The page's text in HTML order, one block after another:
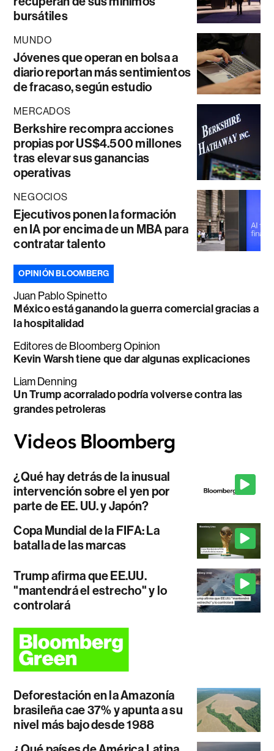
bursátiles
MUNDO
Jóvenes que operan en bolsa a
diario reportan más sentimientos
de fracaso, según estudio
MERCADOS
Berkshire recompra acciones
propias por US$4.500 millones
tras elevar sus ganancias
operativas
NEGOCIOS
Ejecutivos ponen la formación
en IA por encima de un MBA para
contratar talento
OPINIÓN BLOOMBERG
Juan Pablo Spinetto
México está ganando la guerra comercial gracias a
la hospitalidad
Editores de Bloomberg Opinion
Kevin Warsh tiene que dar algunas explicaciones
Liam Denning
Un Trump acorralado podría volverse contra las
grandes petroleras
¿Qué hay detrás de la inusual
intervención sobre el yen por
parte de EE. UU. y Japón?
Copa Mundial de la FIFA: La
batalla de las marcas
Trump afirma que EE.UU.
"mantendrá el estrecho" y lo
controlará
Deforestación en la Amazonía
brasileña cae 37% y apunta a su
nivel más bajo desde 1988